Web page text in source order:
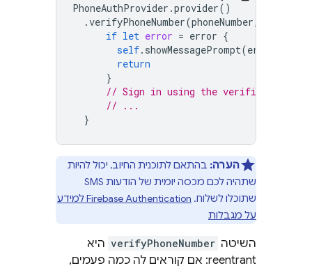
PhoneAuthProvider .provider()
.verifyPhoneNumber(phoneNumber,
if let error = error {
self. showMessagePrompt(error
return
}
// Sign in using the verificationID
// ...
}
הערה: בהתאם לתוכנית החיוב, יכול להיות
שתהיה לכם מכסה יומית של הודעות SMS
שתוכלו לשלוח. Firebase Authenticationלמידע
על מגבלות
השיטה verifyPhoneNumber היא
reentrant: אם קוראים לה כמה פעמים,